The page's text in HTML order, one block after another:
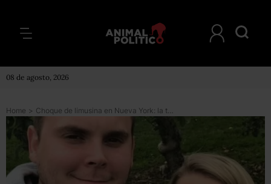
08 de agosto, 2026
Home > Choque de limusina en Nueva York: la triste historia de la pareja que falleció